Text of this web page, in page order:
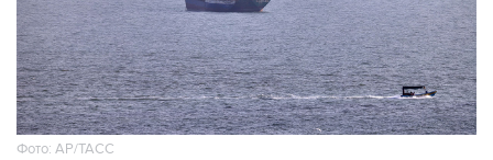
Фото: AP/ТАСС